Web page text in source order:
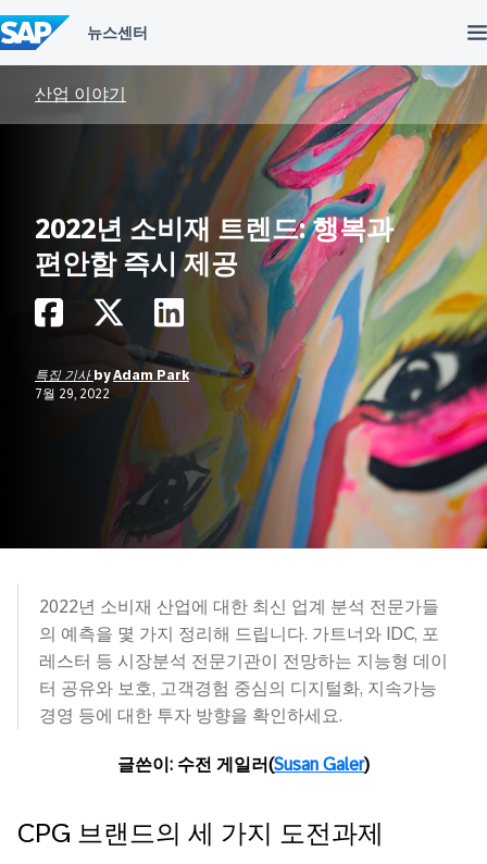
텐
츠
건
산업 이야기
2022년 소비재 트렌드: 행복과
편안함 즉시 제공
특집 기사 byAdam Park
7월 29, 2022
2022년 소비재 산업에 대한 최신 업계 분석 전문가들
의 예측을 몇 가지 정리해 드립니다. 가트너와 IDC, 포
레스터 등 시장분석 전문기관이 전망하는 지능형 데이
터 공유와 보호, 고객경험 중심의 디지털화, 지속가능
경영 등에 대한 투자 방향을 확인하세요.
글쓴이: 수전 게일러(Susan Galer)
CPG 브랜드의 세 가지 도전과제